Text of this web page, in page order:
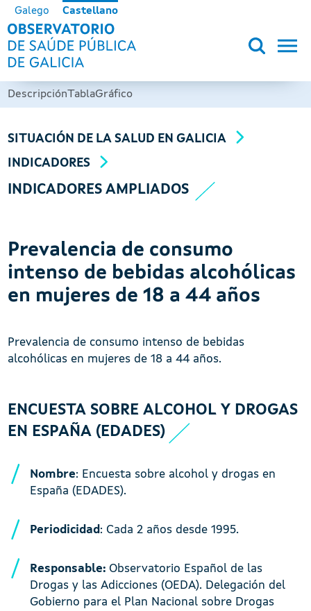
Pasar al contenido principal
Galego Castellano
OBSERVATORIO DE SALUD
DescripciónTablaGráfico
SITUACIÓN DE LA SALUD EN GALICIA
INDICADORES
INDICADORES AMPLIADOS
Prevalencia de consumo
intenso de bebidas alcohólicas
en mujeres de 18 a 44 años
Prevalencia de consumo intenso de bebidas
alcohólicas en mujeres de 18 a 44 años.
ENCUESTA SOBRE ALCOHOL Y DROGAS
EN ESPAÑA (EDADES)
Nombre: Encuesta sobre alcohol y drogas en
España (EDADES).
Periodicidad : Cada 2 años desde 1995.
Responsable: Observatorio Español de las
Drogas y las Adicciones (OEDA). Delegación del
Gobierno para el Plan Nacional sobre Drogas